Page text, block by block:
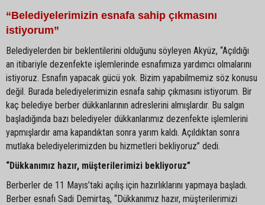
“Belediyelerimizin esnafa sahip çıkmasını
istiyorum”
Belediyelerden bir beklentilerini olduğunu söyleyen Akyüz, “Açıldığı
an itibariyle dezenfekte işlemlerinde esnafımıza yardımcı olmalarını
istiyoruz. Esnafın yapacak gücü yok. Bizim yapabilmemiz söz konusu
değil. Burada belediyelerimizin esnafa sahip çıkmasını istiyorum. Bir
kaç belediye berber dükkanlarının adreslerini almışlardır. Bu salgın
başladığında bazı belediyeler dükkanlarımız dezenfekte işlemlerini
yapmışlardır ama kapandıktan sonra yarım kaldı. Açıldıktan sonra
mutlaka belediyelerimizden bu hizmetleri bekliyoruz” dedi.
“Dükkanımız hazır, müşterilerimizi bekliyoruz”
Berberler de 11 Mayıs’taki açılış için hazırlıklarını yapmaya başladı.
Berber esnafı Sadi Demirtaş, “Dükkanımız hazır, müşterilerimizi